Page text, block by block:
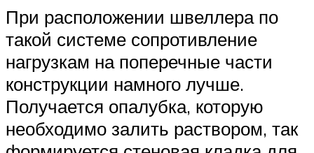
При расположении швеллера по
такой системе сопротивление
нагрузкам на поперечные части
конструкции намного лучше.
Получается опалубка, которую
необходимо залить раствором, так